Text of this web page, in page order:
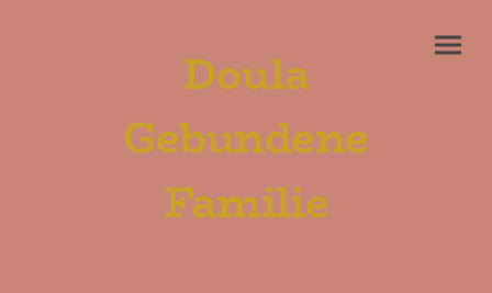
Doula
Gebundene
Familie